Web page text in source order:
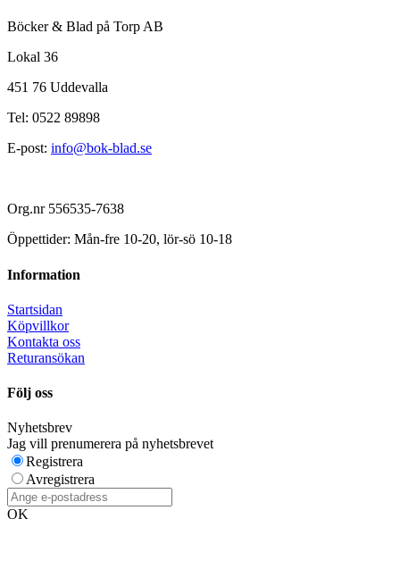
Böcker & Blad på Torp AB
Lokal 36
451 76 Uddevalla
Tel: 0522 89898
E-post: info@bok-blad.se
Org.nr 556535-7638
Öppettider: Mån-fre 10-20, lör-sö 10-18
Information
Startsidan
Köpvillkor
Kontakta oss
Returansökan
Följ oss
Nyhetsbrev
Jag vill prenumerera på nyhetsbrevet
Registrera
Avregistrera
OK